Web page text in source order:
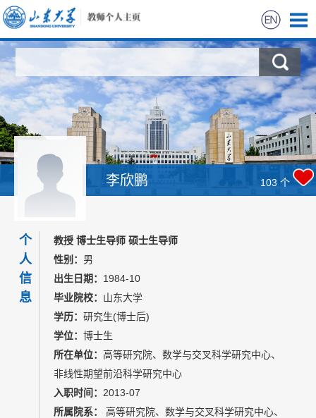
科学研究
教学研究
获奖信息
学生信息
我的相册
教师博客
李欣鹏 103 个
个
人
信
息
教授 博士生导师 硕士生导师
性别： 男
出生日期： 1984-10
毕业院校： 山东大学
学历： 研究生(博士后)
学位： 博士生
所在单位： 高等研究院、数学与交叉科学研究中心、
非线性期望前沿科学研究中心
入职时间： 2013-07
所属院系：
高等研究院、数学与交叉科学研究中心、